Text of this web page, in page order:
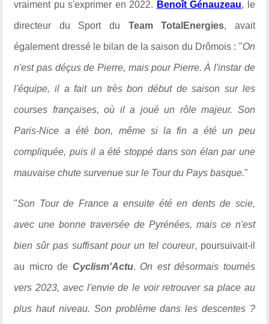
vraiment pu s'exprimer en 2022. Benoît Génauzeau, le
directeur du Sport du Team TotalEnergies, avait
également dressé le bilan de la saison du Drômois : "On
n'est pas déçus de Pierre, mais pour Pierre. À l'instar de
l'équipe, il a fait un très bon début de saison sur les
courses françaises, où il a joué un rôle majeur. Son
Paris-Nice a été bon, même si la fin a été un peu
compliquée, puis il a été stoppé dans son élan par une
mauvaise chute survenue sur le Tour du Pays basque."
"Son Tour de France a ensuite été en dents de scie,
avec une bonne traversée de Pyrénées, mais ce n'est
bien sûr pas suffisant pour un tel coureur, poursuivait-il
au micro de Cyclism'Actu. On est désormais tournés
vers 2023, avec l'envie de le voir retrouver sa place au
plus haut niveau. Son problème dans les descentes ?